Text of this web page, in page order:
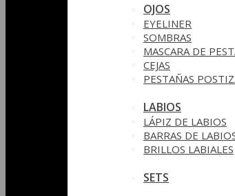
OJOS
EYELINER
SOMBRAS
MASCARA DE
CEJAS
PESTAÑAS
LABIOS
LÁPIZ DE LABIOS
BARRAS DE
BRILLOS LABIALES
SETS